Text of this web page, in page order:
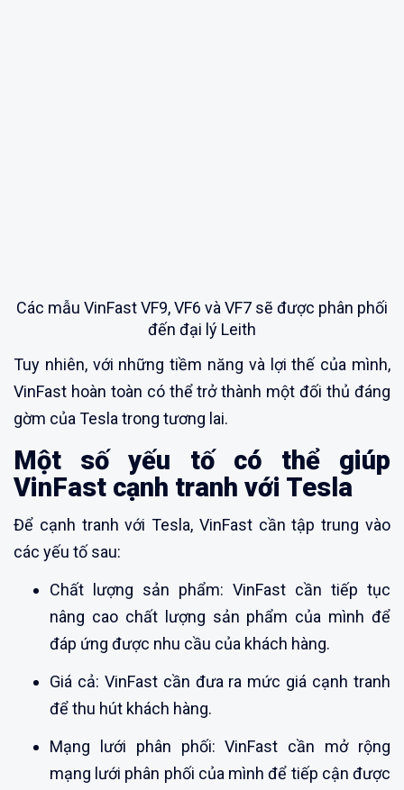
Các mẫu VinFast VF9, VF6 và VF7 sẽ được phân phối
đến đại lý Leith
Tuy nhiên, với những tiềm năng và lợi thế của mình,
VinFast hoàn toàn có thể trở thành một đối thủ đáng
gờm của Tesla trong tương lai.
Một số yếu tố có thể giúp
VinFast cạnh tranh với Tesla
Để cạnh tranh với Tesla, VinFast cần tập trung vào
các yếu tố sau:
Chất lượng sản phẩm: VinFast cần tiếp tục
nâng cao chất lượng sản phẩm của mình để
đáp ứng được nhu cầu của khách hàng.
Giá cả: VinFast cần đưa ra mức giá cạnh tranh
để thu hút khách hàng.
Mạng lưới phân phối: VinFast cần mở rộng
mạng lưới phân phối của mình để tiếp cận được